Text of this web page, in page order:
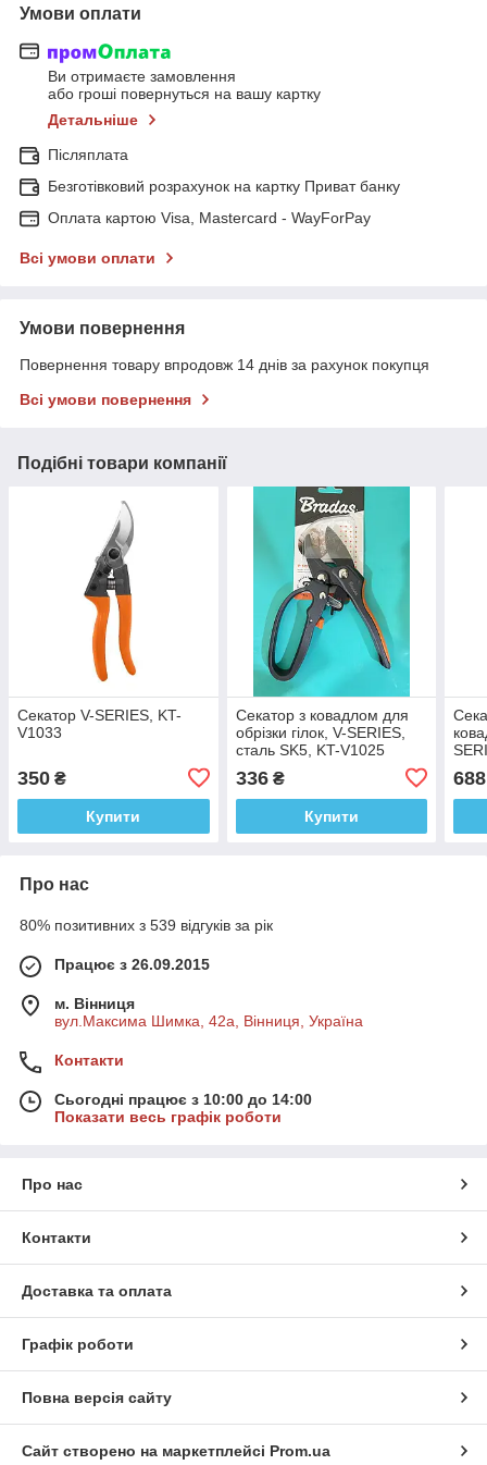
Умови оплати
Ви отримаєте замовлення
або гроші повернуться на вашу картку
Детальніше
Післяплата
Безготівковий розрахунок на картку Приват банку
Оплата картою Visa, Mastercard - WayForPay
Всі умови оплати
Умови повернення
Повернення товару впродовж 14 днів за рахунок покупця
Всі умови повернення
Подібні товари компанії
Секатор V-SERIES, KT-
V1033
350 ₴
Купити
Секатор з ковадлом для
обрізки гілок, V-SERIES,
сталь SK5, KT-V1025
336₴
Купити
688
Про нас
80% позитивних з 539 відгуків за рік
Працює з 26.09.2015
м. Вінниця
вул.Максима Шимка, 42а, Вінниця, Україна
Контакти
Сьогодні працює з 10:00 до 14:00
Показати весь графік роботи
Про нас
Контакти
Доставка та оплата
Графік роботи
Повна версія сайту
Сайт створено на маркетплейсі Prom.ua